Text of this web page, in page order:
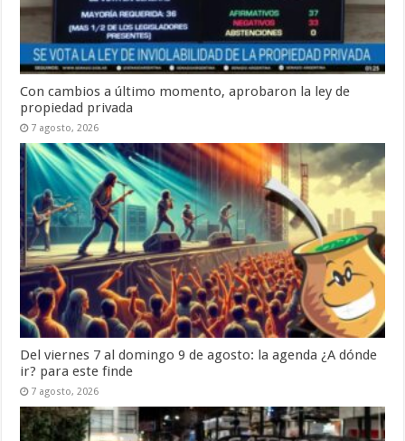
Con cambios a último momento, aprobaron la ley de
propiedad privada
7 agosto, 2026
Del viernes 7 al domingo 9 de agosto: la agenda ¿A dónde
ir? para este finde
7 agosto, 2026